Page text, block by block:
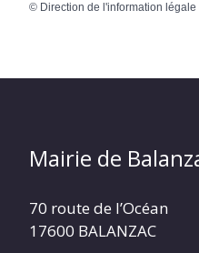
© Direction de l'information
Mairie de
70 route de l’Océan
17600 BALANZAC